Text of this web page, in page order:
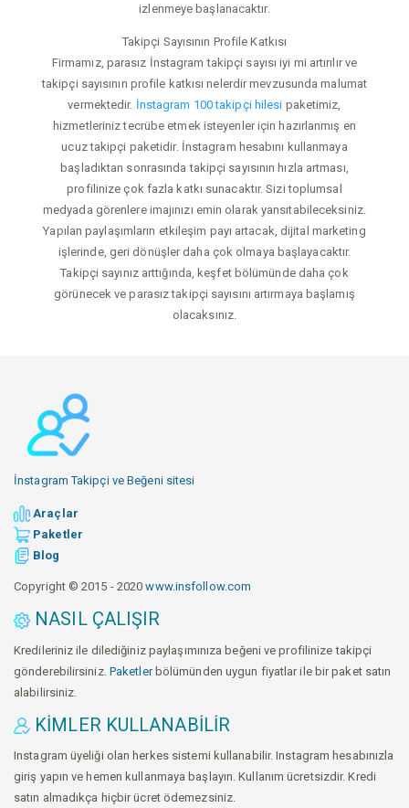
izlenmeye başlanacaktır.
Takipçi Sayısının Profile Katkısı
Firmamız, parasız İnstagram takipçi sayısı iyi mi artırılır ve
takipçi sayısının profile katkısı nelerdir mevzusunda malumat
vermektedir. İnstagram 100 takipçi hilesi paketimiz,
hizmetleriniz tecrübe etmek isteyenler için hazırlanmış en
ucuz takipçi paketidir. İnstagram hesabını kullanmaya
başladıktan sonrasında takipçi sayısının hızla artması,
profilinize çok fazla katkı sunacaktır. Sizi toplumsal
medyada görenlere imajınızı emin olarak yansıtabileceksiniz.
Yapılan paylaşımların etkileşim payı artacak, dijital marketing
işlerinde, geri dönüşler daha çok olmaya başlayacaktır.
Takipçi sayınız arttığında, keşfet bölümünde daha çok
görünecek ve parasız takipçi sayısını artırmaya başlamış
olacaksınız.
İnstagram Takipçi ve Beğeni sitesi
Araçlar
Paketler
Blog
Copyright © 2015 - 2020www.insfollow.com
NASIL ÇALIŞIR
Kredileriniz ile dilediğiniz paylaşımınıza beğeni ve profilinize takipçi
gönderebilirsiniz. Paketlerbölümünden uygun fiyatlar ile bir paket satın
alabilirsiniz.
KIMLER KULLANABILIR
Instagram üyeliği olan herkes sistemi kullanabilir. Instagram hesabınızla
giriş yapın ve hemen kullanmaya başlayın. Kullanım ücretsizdir. Kredi
satın almadıkça hiçbir ücret ödemezsiniz.